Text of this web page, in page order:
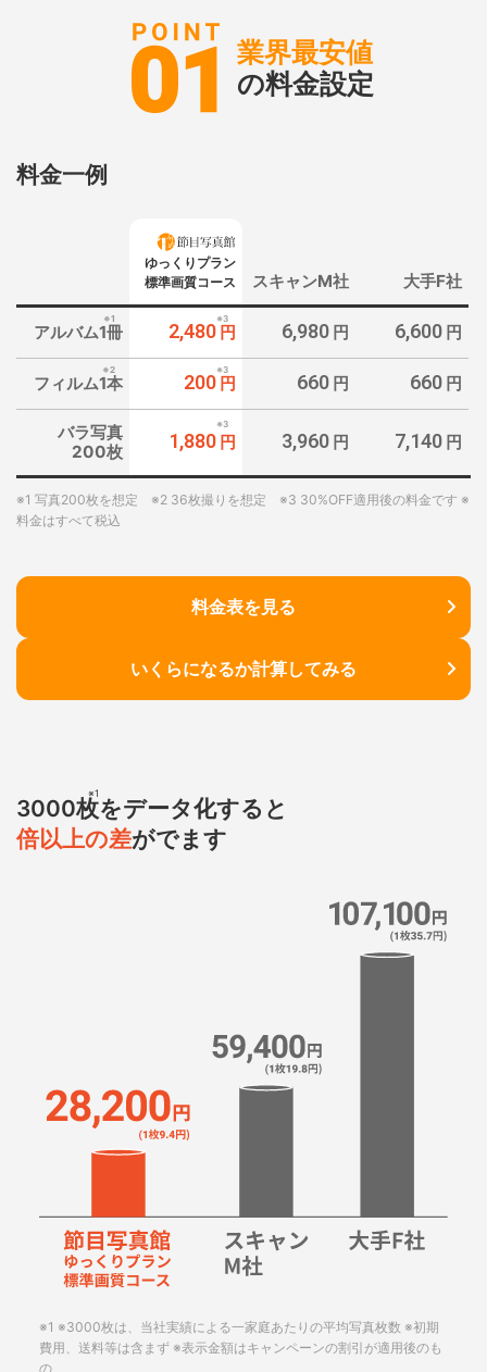
業界最安値
の料金設定
料金一例
ゆっくり プラン
標準画質コース スキャンM社 大手F社
アルバム1冊
※1 2,480 円
※3 6,980 円 6,600 円
フィルム1本
※2 200 円
※3 660 円 660 円
バラ写真
200枚
1,880 円
※3
3,960 円 7,140 円
※1 写真200枚を想定 ※2 36枚撮りを想定 ※3 30%OFF適用後の料金です ※
料金はすべて税込
料金表を見る
いくらになるか計算してみる
3000枚
※1
をデータ化すると
倍以上の差がでます
※1 ※3000枚は、当社実績による一家庭あたりの平均写真枚数 ※初期
費用、送料等は含まず ※表示金額はキャンペーンの割引が適用後のも
の